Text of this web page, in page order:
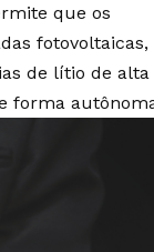
que os
fotovoltaicas,
de lítio de alta
forma